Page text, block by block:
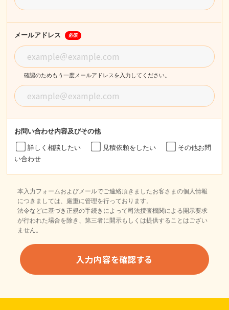
メールアドレス 必須
確認のためもう一度メールアドレスを入力してください。
お問い合わせ内容及びその他
詳しく相談したい 見積依頼をしたい
その他お問
い合わせ
本入力フォームおよびメールでご連絡頂きましたお客さまの個人情報
につきましては、厳重に管理を行っております。
法令などに基づき正規の手続きによって司法捜査機関による開示要求
が行われた場合を除き、第三者に開示もしくは提供することはござい
ません。